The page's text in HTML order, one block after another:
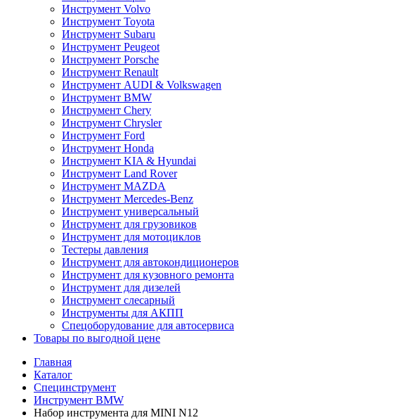
Инструмент Volvo
Инструмент Toyota
Инструмент Subaru
Инструмент Peugeot
Инструмент Porsche
Инструмент Renault
Инструмент AUDI & Volkswagen
Инструмент BMW
Инструмент Chery
Инструмент Chrysler
Инструмент Ford
Инструмент Honda
Инструмент KIA & Hyundai
Инструмент Land Rover
Инструмент MAZDA
Инструмент Mercedes-Benz
Инструмент универсальный
Инструмент для грузовиков
Инструмент для мотоциклов
Тестеры давления
Инструмент для автокондиционеров
Инструмент для кузовного ремонта
Инструмент для дизелей
Инструмент слесарный
Инструменты для АКПП
Спецоборудование для автосервиса
Товары по выгодной цене
Главная
Каталог
Специнструмент
Инструмент BMW
Набор инструмента для MINI N12